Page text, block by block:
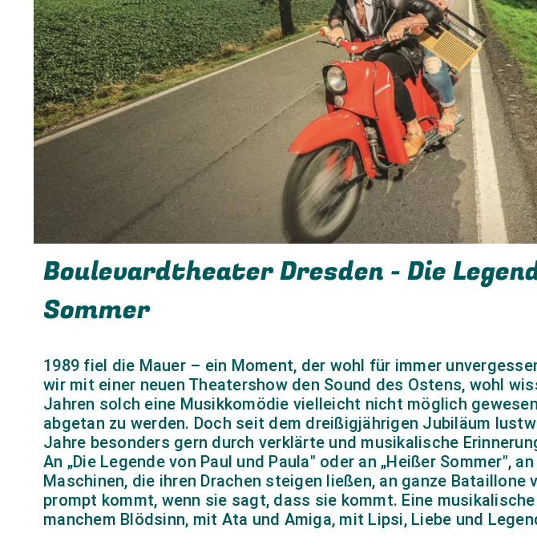
Boulevardtheater Dresden - Die
Sommer
1989 fiel die Mauer – ein Moment, der wohl für immer
wir mit einer neuen Theatershow den Sound des Ostens, wohl
Jahren solch eine Musikkomödie vielleicht nicht möglich
abgetan zu werden. Doch seit dem dreißigjährigen Jubiläum
Jahre besonders gern durch verklärte und musikalische
An „Die Legende von Paul und Paula" oder an „Heißer Sommer",
Maschinen, die ihren Drachen steigen ließen, an ganze Bataillone
prompt kommt, wenn sie sagt, dass sie kommt. Eine
manchem Blödsinn, mit Ata und Amiga, mit Lipsi, Liebe und